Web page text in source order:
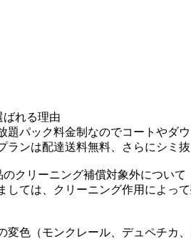
れる理由
題パック料金制なのでコートやダ
ランは配達送料無料、さらにシミ
クリーニング補償対象外について
しては、クリーニング作用によっ
変色（モンクレール、デュペチカ